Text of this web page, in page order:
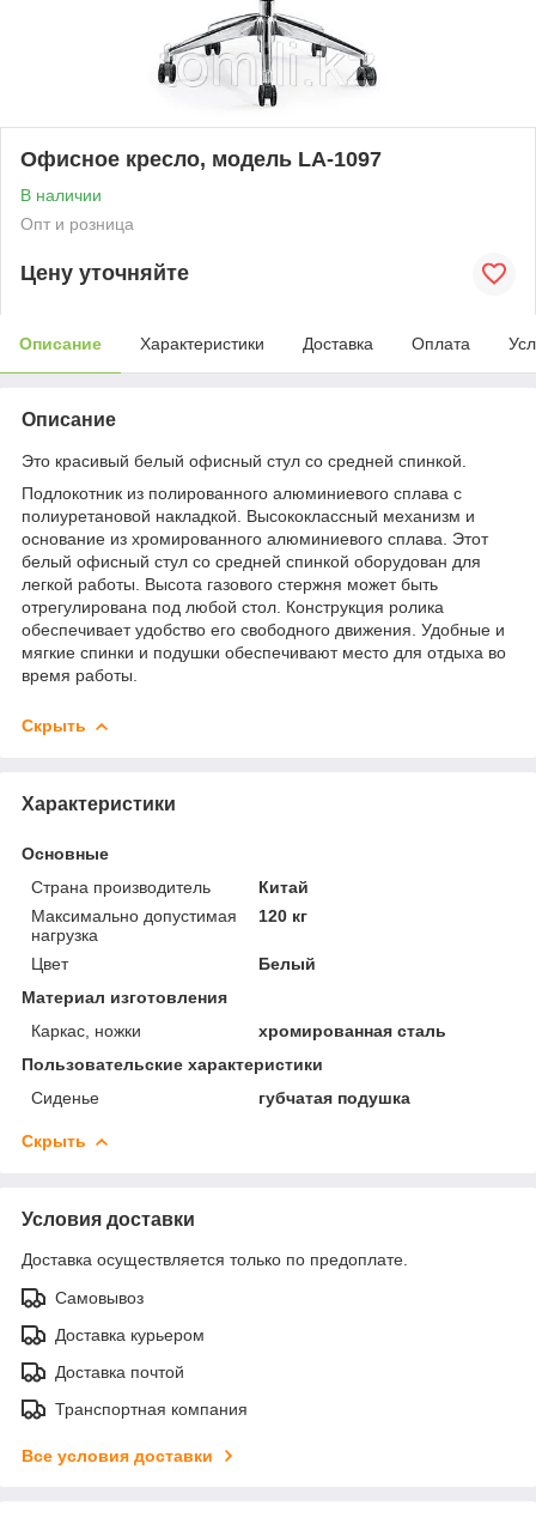
Офисное кресло, модель LA-1097
В наличии
Опт и розница
Цену уточняйте
Описание Характеристики Доставка Оплата
Описание
Это красивый белый офисный стул со средней спинкой.
Подлокотник из полированного алюминиевого сплава с
полиуретановой накладкой. Высококлассный механизм и
основание из хромированного алюминиевого сплава. Этот
белый офисный стул со средней спинкой оборудован для
легкой работы. Высота газового стержня может быть
отрегулирована под любой стол. Конструкция ролика
обеспечивает удобство его свободного движения. Удобные и
мягкие спинки и подушки обеспечивают место для отдыха во
время работы.
Скрыть
Характеристики
Основные
Страна производитель
Китай
Максимально допустимая
нагрузка
120 кг
Цвет
Белый
Материал изготовления
Каркас, ножки
хромированная сталь
Пользовательские характеристики
Сиденье
губчатая подушка
Скрыть
Условия доставки
Доставка осуществляется только по предоплате.
Самовывоз
Доставка курьером
Доставка почтой
Транспортная компания
Все условия доставки